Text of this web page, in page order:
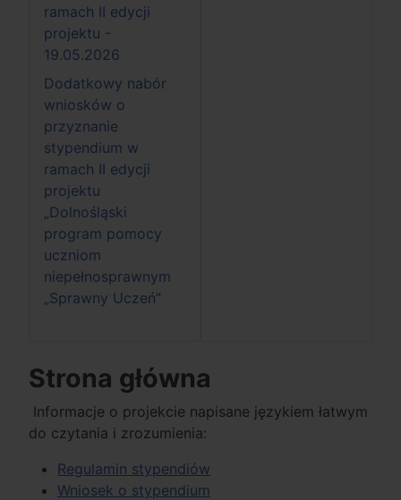
ramach II edycji
projektu -
19.05.2026
Dodatkowy nabór
wniosków o
przyznanie
stypendium w
ramach II edycji
projektu
„Dolnośląski
program pomocy
uczniom
niepełnosprawnym
„Sprawny Uczeń”
Strona główna
Informacje o projekcie napisane językiem łatwym
do czytania i zrozumienia:
Regulamin stypendiów
Wniosek o stypendium